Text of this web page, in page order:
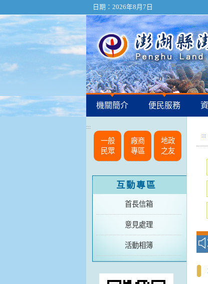
日期：2026年8月7日
機關簡介 便民服務
:::
一般
民眾
廠商
專區
地政
之友
互動專區
首長信箱
意見處理
活動相簿
:::